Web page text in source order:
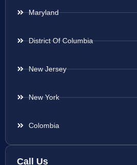
Maryland
District Of Columbia
New Jersey
New York
Colombia
Call Us